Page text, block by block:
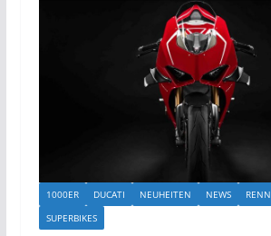
1000ER DUCATI NEUHEITEN NEWS
SUPERBIKES